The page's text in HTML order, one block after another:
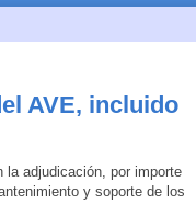
AVE, incluido
la adjudicación, por importe
y soporte de los